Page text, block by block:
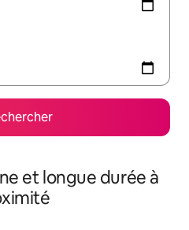
et longue durée à